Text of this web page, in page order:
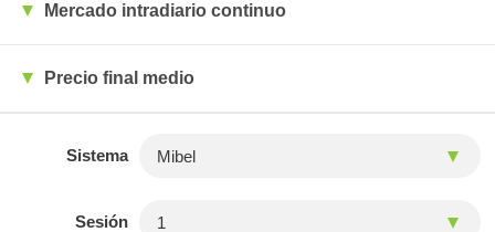
Mercado intradiario continuo
Precio final medio
Sistema
Sesión